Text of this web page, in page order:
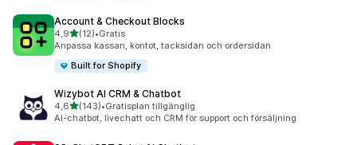
Account & Checkout Blocks
4,9av 5 stjärnor
(12)
12 recensioner totalt
•Gratis
Anpassa kassan, kontot, tacksidan och ordersidan
Built for Shopify
Wizybot AI CRM & Chatbot
4,6av 5 stjärnor
(143)
143 recensioner totalt
•Gratisplan tillgänglig
AI-chatbot, livechatt och CRM för support och försäljning